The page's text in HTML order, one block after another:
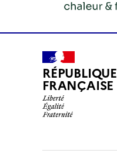
RÉPUBLIQUE
FRANÇAISE